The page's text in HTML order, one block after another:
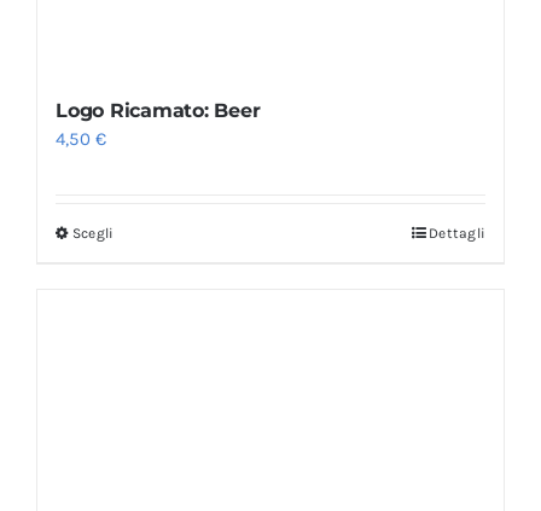
Logo Ricamato: Beer
4,50€
Scegli Dettagli